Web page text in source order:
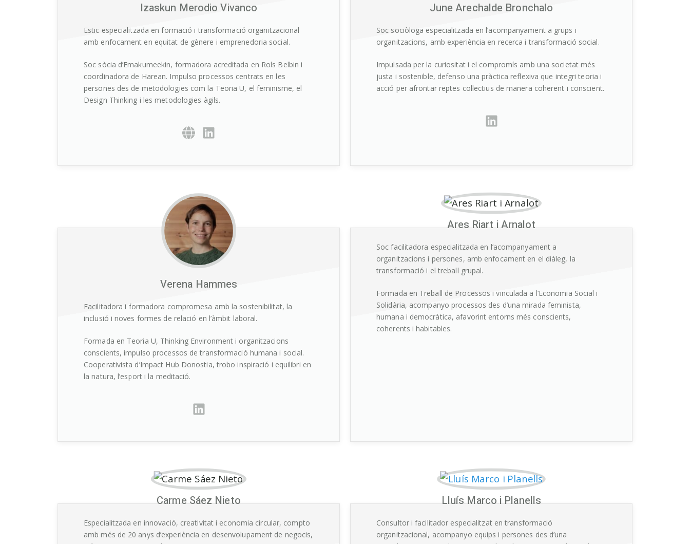
Izaskun Merodio Vivanco
Estic especialitzada en formació i transformació organitzacional
amb enfocament en equitat de gènere i emprenedoria social.
Soc sòcia d’Emakumeekin, formadora acreditada en Rols Belbin i
coordinadora de Harean. Impulso processos centrats en les
persones des de metodologies com la Teoria U, el feminisme, el
Design Thinking i les metodologies àgils.
June Arechalde Bronchalo
Soc sociòloga especialitzada en l’acompanyament a grups i
organitzacions, amb experiència en recerca i transformació social.
Impulsada per la curiositat i el compromís amb una societat més
justa i sostenible, defenso una pràctica reflexiva que integri teoria i
acció per afrontar reptes col·lectius de manera coherent i conscient.
Verena Hammes
Facilitadora i formadora compromesa amb la sostenibilitat, la
inclusió i noves formes de relació en l’àmbit laboral.
Formada en Teoria U, Thinking Environment i organitzacions
conscients, impulso processos de transformació humana i social.
Cooperativista d’Impact Hub Donostia, trobo inspiració i equilibri en
la natura, l’esport i la meditació.
Ares Riart i Arnalot
Soc facilitadora especialitzada en l’acompanyament a
organitzacions i persones, amb enfocament en el diàleg, la
transformació i el treball grupal.
Formada en Treball de Processos i vinculada a l’Economia Social i
Solidària, acompanyo processos des d’una mirada feminista,
humana i democràtica, afavorint entorns més conscients,
coherents i habitables.
Carme Sáez Nieto
Especialitzada en innovació, creativitat i economia circular, compto
amb més de 20 anys d’experiència en desenvolupament de negocis,
Lluís Marco i Planells
Consultor i facilitador especialitzat en transformació
organitzacional, acompanyo equips i persones des d’una